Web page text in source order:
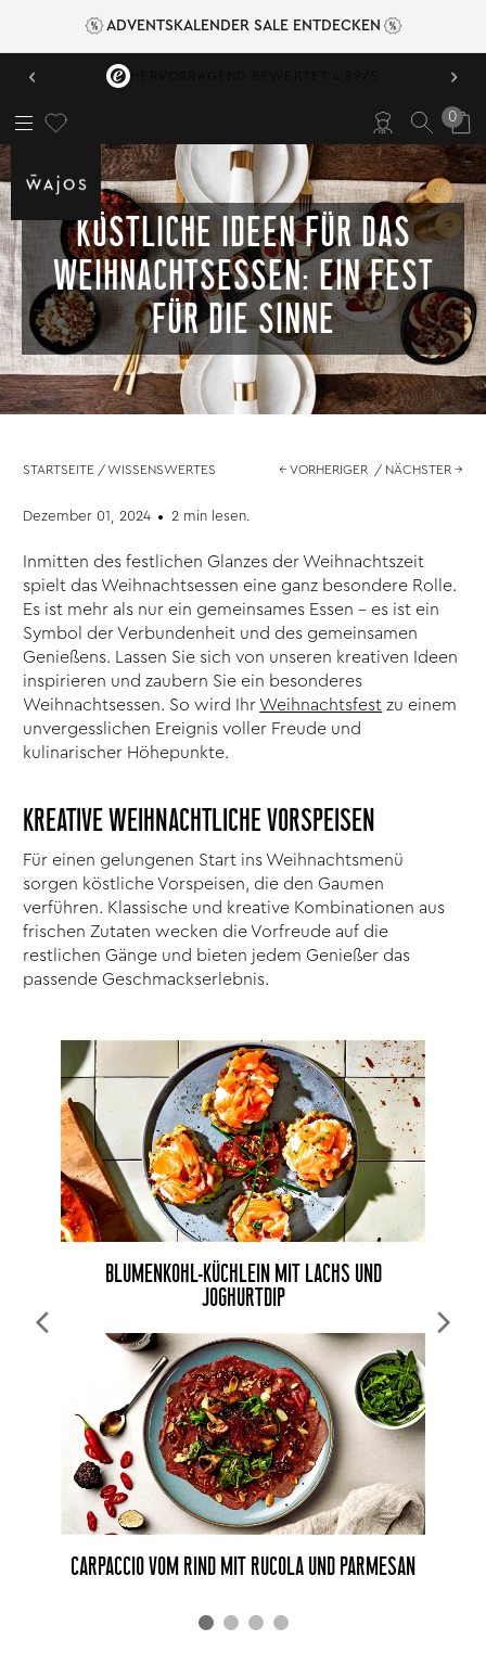
ADVENTSKALENDER SALE ENTDECKEN
‹ VERSANDKOSTENFREI AB 49,95 € ›
0
KÖSTLICHE IDEEN FÜR DAS
WEIHNACHTSESSEN: EIN FEST
FÜR DIE SINNE
STARTSEITE /WISSENSWERTES ← VORHERIGER / NÄCHSTER →
Dezember 01, 2024 2 min lesen.
Inmitten des festlichen Glanzes der Weihnachtszeit
spielt das Weihnachtsessen eine ganz besondere Rolle.
Es ist mehr als nur ein gemeinsames Essen – es ist ein
Symbol der Verbundenheit und des gemeinsamen
Genießens. Lassen Sie sich von unseren kreativen Ideen
inspirieren und zaubern Sie ein besonderes
Weihnachtsessen. So wird Ihr Weihnachtsfest zu einem
unvergesslichen Ereignis voller Freude und
kulinarischer Höhepunkte.
KREATIVE WEIHNACHTLICHE VORSPEISEN
Für einen gelungenen Start ins Weihnachtsmenü
sorgen köstliche Vorspeisen, die den Gaumen
verführen. Klassische und kreative Kombinationen aus
frischen Zutaten wecken die Vorfreude auf die
restlichen Gänge und bieten jedem Genießer das
passende Geschmackserlebnis.
BLUMENKOHL-KÜCHLEIN MIT LACHS UND
JOGHURTDIP
CARPACCIO VOM RIND MIT RUCOLA UND PARMESAN